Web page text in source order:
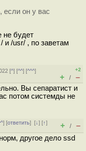
если он у вас
не будет
и /usr/ , по заветам
[^] [^^] [^^^]
+2
+ / –
Вы сепаратист и
потом системды не
] [ответить][↓] [↑]
+ / –
другое дело ssd